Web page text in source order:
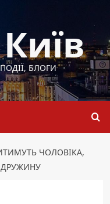
БЛОГИ
ЧОЛОВІКА,
ДРУЖИНУ